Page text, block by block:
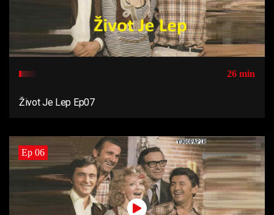
26 min
Život Je Lep Ep07
Ep 06